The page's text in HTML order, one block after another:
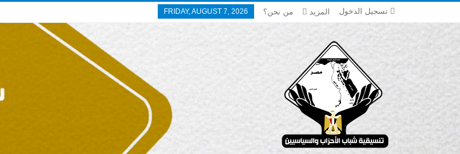
تسجيل الدخول FRIDAY, AUGUST 7, 2026 من نحن؟ المزيد